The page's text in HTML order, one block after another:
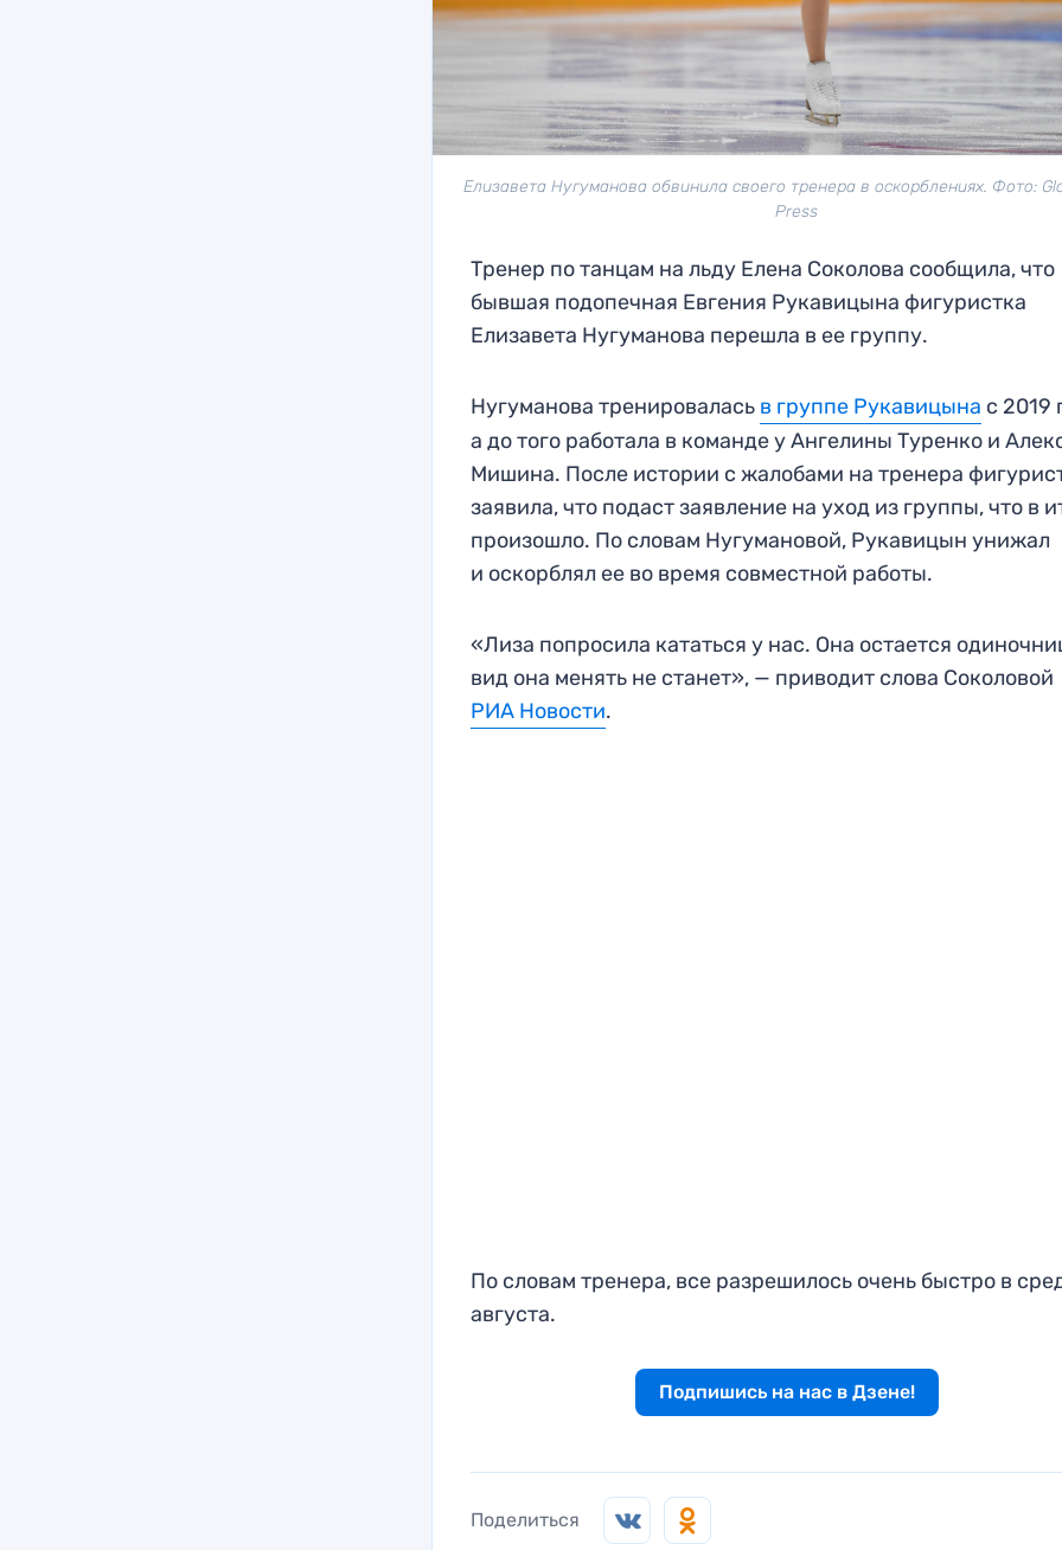
Елизавета Нугуманова обвинила своего тренера в оскорблениях. Фото:
Press
Тренер по танцам на льду Елена Соколова сообщила, что
бывшая подопечная Евгения Рукавицына фигуристка
Елизавета Нугуманова перешла в ее группу.
Нугуманова тренировалась в группе Рукавицына с 2019
а до того работала в команде у Ангелины Туренко и
Мишина. После истории с жалобами на тренера
заявила, что подаст заявление на уход из группы, что в
произошло. По словам Нугумановой, Рукавицын унижал
и оскорблял ее во время совместной работы.
«Лиза попросила кататься у нас. Она остается
вид она менять не станет», — приводит слова Соколовой
РИА Новости.
По словам тренера, все разрешилось очень быстро в
августа.
Подпишись на нас в Дзене!
Поделиться